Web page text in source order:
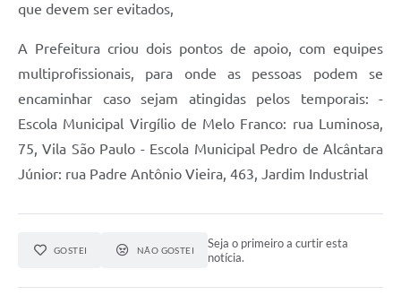
que devem ser evitados,
A Prefeitura criou dois pontos de apoio, com equipes
multiprofissionais, para onde as pessoas podem se
encaminhar caso sejam atingidas pelos temporais: -
Escola Municipal Virgílio de Melo Franco: rua Luminosa,
75, Vila São Paulo - Escola Municipal Pedro de Alcântara
Júnior: rua Padre Antônio Vieira, 463, Jardim Industrial
GOSTEI NÃO GOSTEI
Seja o primeiro a curtir esta
notícia.